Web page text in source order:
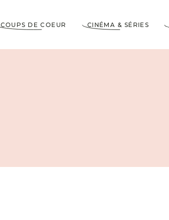
COUPS DE COEUR CINÉMA & SÉRIES